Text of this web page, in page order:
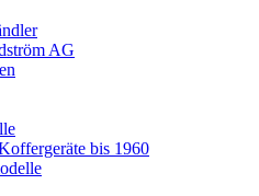
AG
bis 1960